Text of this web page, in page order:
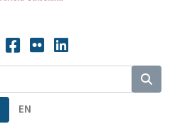
EN